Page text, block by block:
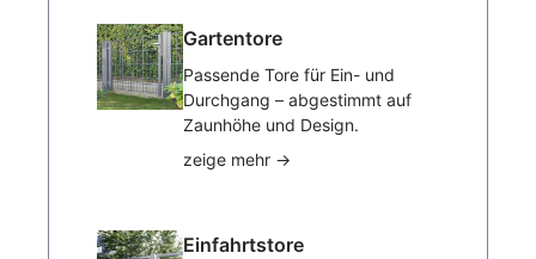
Gartentore
Passende Tore für Ein- und
Durchgang – abgestimmt auf
Zaunhöhe und Design.
zeige mehr →
Einfahrtstore